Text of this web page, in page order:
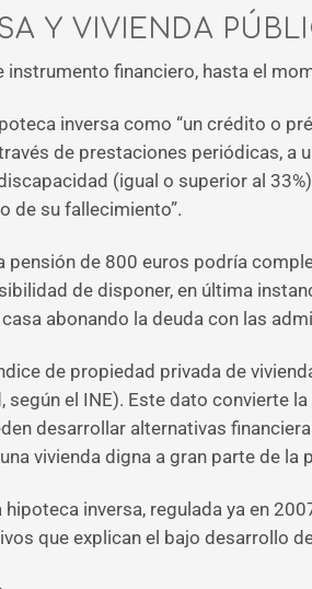
Y VIVIENDA
instrumento financiero, hasta el
inversa como “un crédito o
de prestaciones periódicas,
(igual o superior al
de su fallecimiento”.
pensión de 800 euros podría
de disponer, en última
abonando la deuda con las
de propiedad privada de
según el INE). Este dato convierte
desarrollar alternativas
vivienda digna a gran parte de la
inversa, regulada ya en
que explican el bajo desarrollo